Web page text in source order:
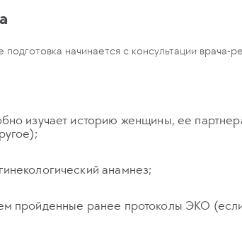
подготовка начинается с консультации
изучает историю женщины, ее
анамнез;
пройденные ранее протоколы ЭКО